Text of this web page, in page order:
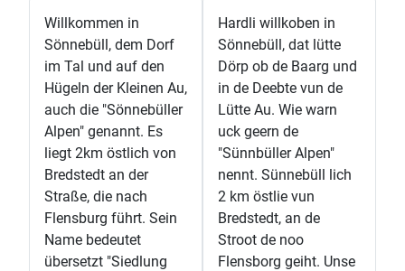
Willkommen in
Sönnebüll, dem Dorf
im Tal und auf den
Hügeln der Kleinen Au,
auch die "Sönnebüller
Alpen" genannt. Es
liegt 2km östlich von
Bredstedt an der
Straße, die nach
Flensburg führt. Sein
Name bedeutet
übersetzt "Siedlung
Hardli willkoben in
Sönnebüll, dat lütte
Dörp ob de Baarg und
in de Deebte vun de
Lütte Au. Wie warn
uck geern de
"Sünnbüller Alpen"
nennt. Sünnebüll lich
2 km östlie vun
Bredstedt, an de
Stroot de noo
Flensborg geiht. Unse